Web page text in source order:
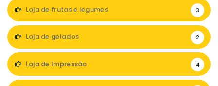
Loja de frutas e legumes 3
Loja de gelados 2
Loja de Impressão 4